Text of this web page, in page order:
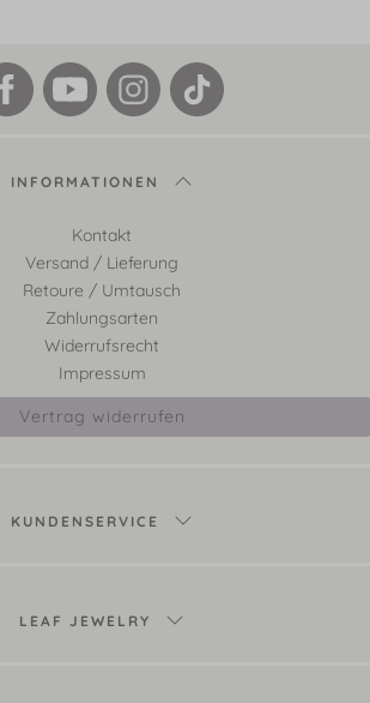
INFORMATIONEN
Kontakt
Versand / Lieferung
Retoure / Umtausch
Zahlungsarten
Widerrufsrecht
Impressum
Vertrag widerrufen
KUNDENSERVICE
LEAF JEWELRY